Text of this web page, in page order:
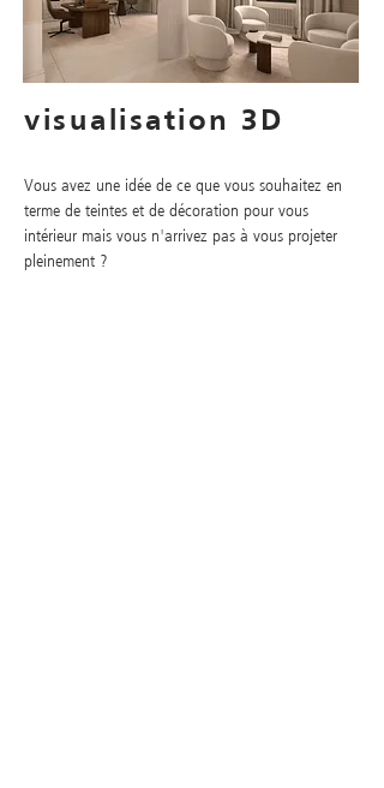
visualisation 3D
Vous avez une idée de ce que vous souhaitez en
terme de teintes et de décoration pour vous
intérieur mais vous n'arrivez pas à vous projeter
pleinement ?